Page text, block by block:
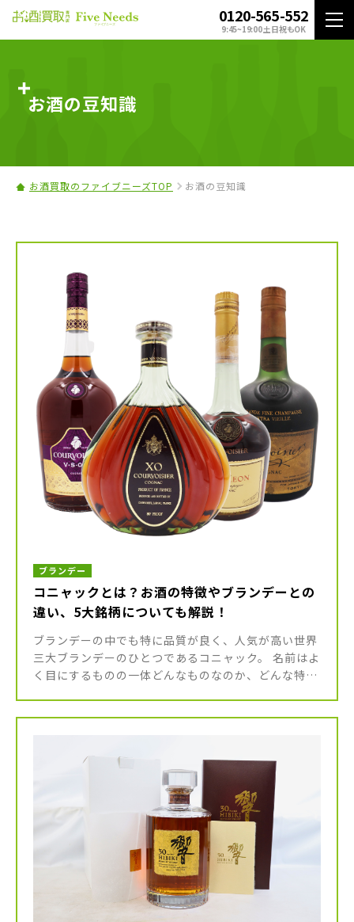
0120-565-552
9:45~19:00 土日祝もOK
お酒の豆知識
お酒買取のファイブニーズTOP お酒の豆知識
ブランデー
コニャックとは？お酒の特徴やブランデーとの
違い、5大銘柄についても解説！
ブランデーの中でも特に品質が良く、人気が高い世界
三大ブランデーのひとつであるコニャック。 名前はよ
く目にするものの一体どんなものなのか、どんな特徴